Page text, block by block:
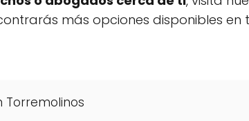
más opciones disponibles
Torremolinos